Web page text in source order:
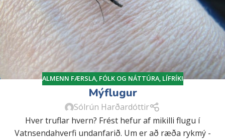
ALMENN FÆRSLA, FÓLK OG NÁTTÚRA, LÍFRÍKI
Mýflugur
Sólrún Harðardóttir
Hver truflar hvern? Frést hefur af mikilli flugu í
Vatnsendahverfi undanfarið. Um er að ræða rykmý -